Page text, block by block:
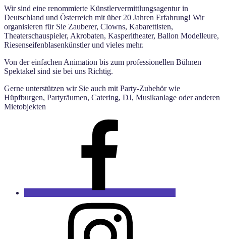
Wir sind eine renommierte Künstlervermittlungsagentur in
Deutschland und Österreich mit über 20 Jahren Erfahrung! Wir
organisieren für Sie Zauberer, Clowns, Kabarettisten,
Theaterschauspieler, Akrobaten, Kasperltheater, Ballon Modelleure,
Riesenseifenblasenkünstler und vieles mehr.
Von der einfachen Animation bis zum professionellen Bühnen
Spektakel sind sie bei uns Richtig.
Gerne unterstützen wir Sie auch mit Party-Zubehör wie
Hüpfburgen, Partyräumen, Catering, DJ, Musikanlage oder anderen
Mietobjekten